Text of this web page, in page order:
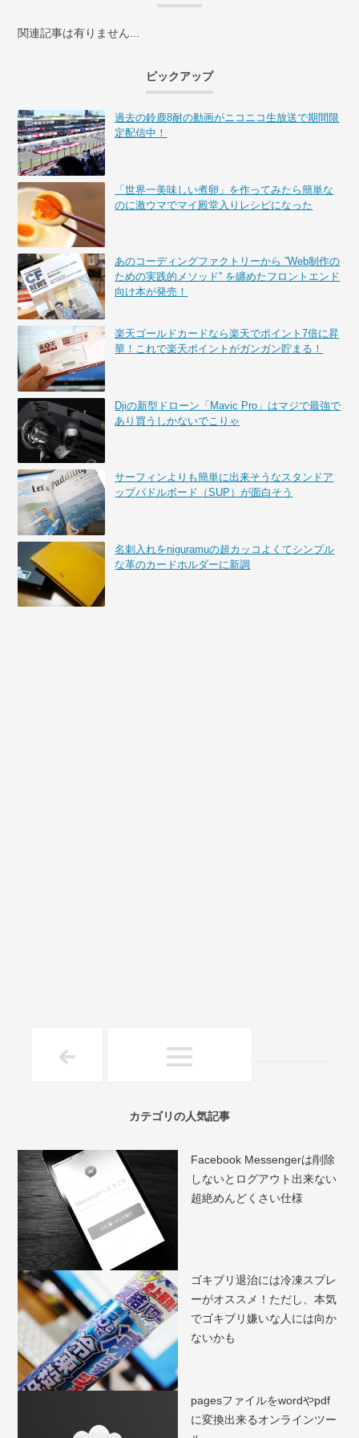
関連記事は有りません...
ピックアップ
過去の鈴鹿8耐の動画がニコニコ生放送で期間限
定配信中！
「世界一美味しい煮卵」を作ってみたら簡単な
のに激ウマでマイ殿堂入りレシピになった
あのコーディングファクトリーから ”Web制作の
ための実践的メソッド” を纏めたフロントエンド
向け本が発売！
楽天ゴールドカードなら楽天でポイント7倍に昇
華！これで楽天ポイントがガンガン貯まる！
Djiの新型ドローン「Mavic Pro」はマジで最強で
あり買うしかないでこりゃ
サーフィンよりも簡単に出来そうなスタンドア
ップパドルボード（SUP）が面白そう
名刺入れをniguramuの超カッコよくてシンプル
な革のカードホルダーに新調
カテゴリの人気記事
Facebook Messengerは削除
しないとログアウト出来ない
超絶めんどくさい仕様
ゴキブリ退治には冷凍スプレ
ーがオススメ！ただし、本気
でゴキブリ嫌いな人には向か
ないかも
pagesファイルをwordやpdf
に変換出来るオンラインツー